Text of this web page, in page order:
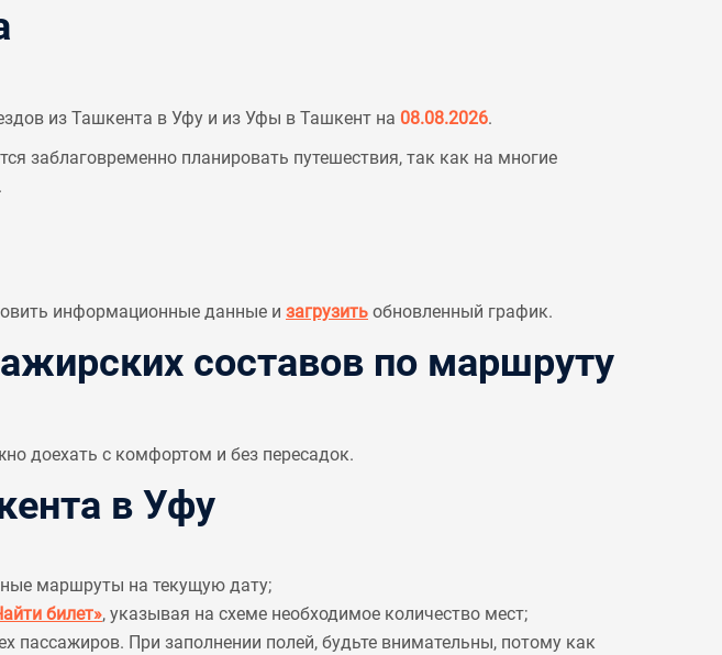
из Ташкента в Уфу и из Уфы в Ташкент на 08.08.2026.
заблаговременно планировать путешествия, так как на многие
.
информационные данные и загрузить обновленный график.
составов по маршруту
доехать с комфортом и без пересадок.
в Уфу
маршруты на текущую дату;
билет», указывая на схеме необходимое количество мест;
пассажиров. При заполнении полей, будьте внимательны, потому как